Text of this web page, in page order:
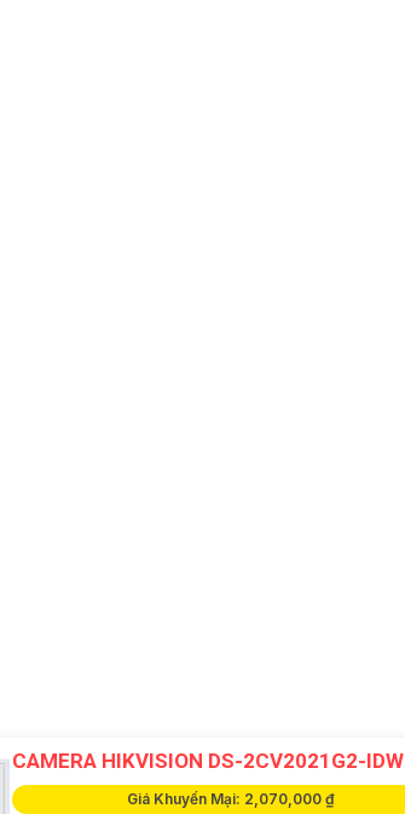
CAMERA HIKVISION DS-2CV2021G2-IDW
Giá Khuyến Mại: 2,070,000 ₫